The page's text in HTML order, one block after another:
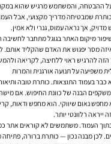
ההבטחה, והמשתמש מרגיש שהוא במקום
שמבטיחה מדריך מקצועי, אבל
מדויק, אך נראה עמוס, גנרי ולא אמין.
מיקום האתר בגוגל מתחבר לחשיבה
מסר יפגוש את האדם שהקליד אותם.
הזה להרגיש ראוי ללחיצה, לקריאה
משפיעה על תנועה אורגנית והמרות
בעמוד התוצאות. כותרת טובה
הבנה של כוונת החיפוש. אם
נאום שיווקי. הוא מחפש ודאות,
ייראה רלוונטי יותר.
העמוד. משתמשים לא קוראים אתר
לכן מבנה נכון — כותרת ברורה,